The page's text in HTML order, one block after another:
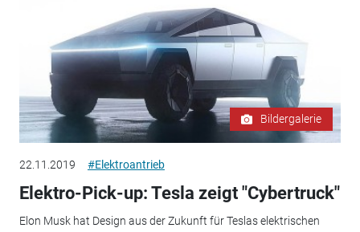
Bildergalerie
22.11.2019 #Elektroantrieb
Elektro-Pick-up: Tesla zeigt "Cybertruck"
Elon Musk hat Design aus der Zukunft für Teslas elektrischen